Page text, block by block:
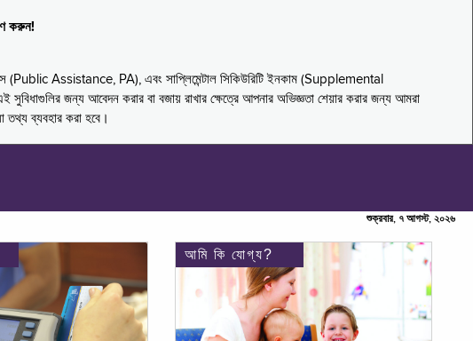
করুন!
(Public Assistance, PA), এবং সাপ্লিমেন্টাল সিকিউরিটি ইনকাম (Supplemental
জন্য আবেদন করার বা বজায় রাখার ক্ষেত্রে আপনার অভিজ্ঞতা শেয়ার করার জন্য আমরা
তথ্য ব্যবহার করা হবে।
শুক্রবার, ৭ আগস্ট, ২০২৬
আমি কি যোগ্য?